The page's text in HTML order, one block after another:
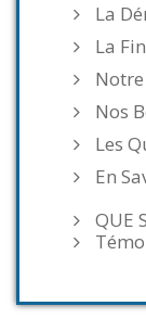
La
La
Notre
Nos
Les
En
QUE